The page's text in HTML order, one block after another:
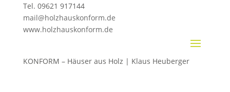
Tel. 09621 917144
mail@holzhauskonform.de
www.holzhauskonform.de
KONFORM – Häuser aus Holz | Klaus Heuberger